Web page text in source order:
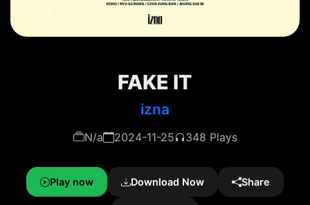
FAKE IT
izna
N/a 2024-11-25 348 Plays
Play now Download Now Share